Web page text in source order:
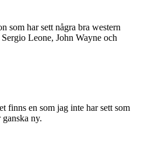
som har sett några bra western
Leone, John Wayne och
finns en som jag inte har sett som
ny.